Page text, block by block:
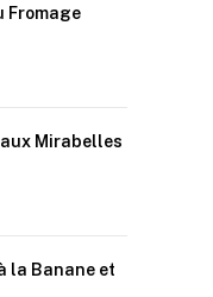
Fromage
Mirabelles
la Banane et